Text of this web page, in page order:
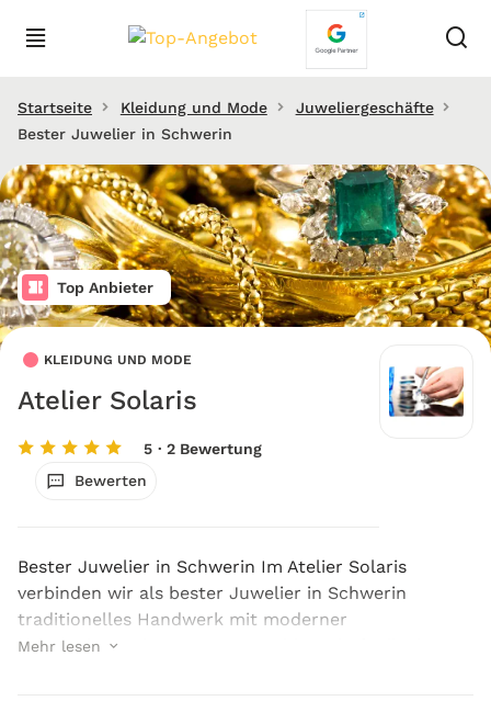
Startseite Kleidung und Mode
Juweliergeschäfte
Bester Juwelier in Schwerin
Top Anbieter
KLEIDUNG UND MODE
Atelier Solaris
5 · 2 Bewertung
Bewerten
Bester Juwelier in Schwerin Im Atelier Solaris
verbinden wir als bester Juwelier in Schwerin
traditionelles Handwerk mit moderner
Schmuckgestaltung. Unsere Leidenschaft gilt den
Mehr lesen